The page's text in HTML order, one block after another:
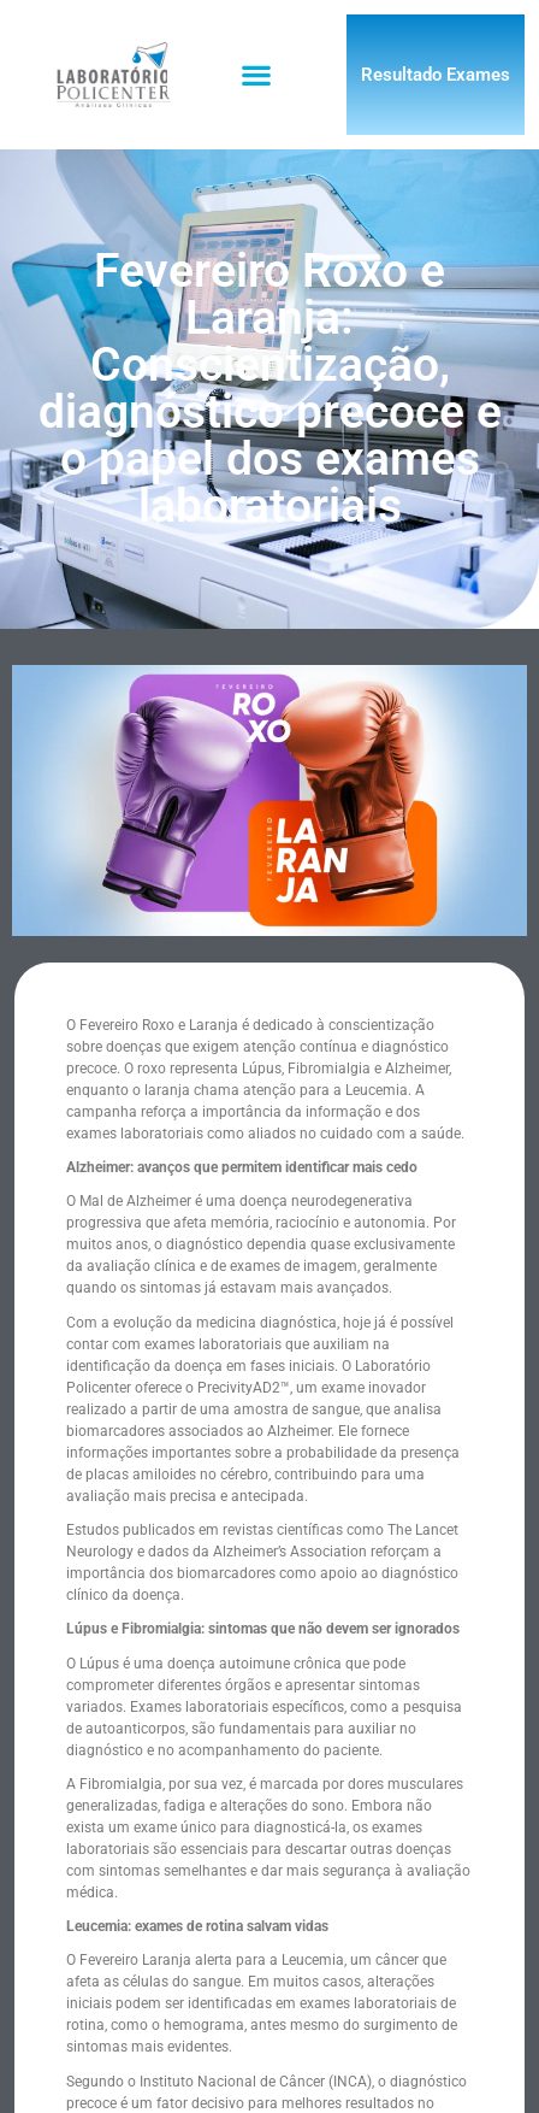
Resultado Exames
Fevereiro Roxo e
Laranja:
Conscientização,
diagnóstico precoce e
o papel dos exames
laboratoriais
O Fevereiro Roxo e Laranja é dedicado à conscientização
sobre doenças que exigem atenção contínua e diagnóstico
precoce. O roxo representa Lúpus, Fibromialgia e Alzheimer,
enquanto o laranja chama atenção para a Leucemia. A
campanha reforça a importância da informação e dos
exames laboratoriais como aliados no cuidado com a saúde.
Alzheimer: avanços que permitem identificar mais cedo
O Mal de Alzheimer é uma doença neurodegenerativa
progressiva que afeta memória, raciocínio e autonomia. Por
muitos anos, o diagnóstico dependia quase exclusivamente
da avaliação clínica e de exames de imagem, geralmente
quando os sintomas já estavam mais avançados.
Com a evolução da medicina diagnóstica, hoje já é possível
contar com exames laboratoriais que auxiliam na
identificação da doença em fases iniciais. O Laboratório
Policenter oferece o PrecivityAD2™, um exame inovador
realizado a partir de uma amostra de sangue, que analisa
biomarcadores associados ao Alzheimer. Ele fornece
informações importantes sobre a probabilidade da presença
de placas amiloides no cérebro, contribuindo para uma
avaliação mais precisa e antecipada.
Estudos publicados em revistas científicas como The Lancet
Neurology e dados da Alzheimer’s Association reforçam a
importância dos biomarcadores como apoio ao diagnóstico
clínico da doença.
Lúpus e Fibromialgia: sintomas que não devem ser ignorados
O Lúpus é uma doença autoimune crônica que pode
comprometer diferentes órgãos e apresentar sintomas
variados. Exames laboratoriais específicos, como a pesquisa
de autoanticorpos, são fundamentais para auxiliar no
diagnóstico e no acompanhamento do paciente.
A Fibromialgia, por sua vez, é marcada por dores musculares
generalizadas, fadiga e alterações do sono. Embora não
exista um exame único para diagnosticá-la, os exames
laboratoriais são essenciais para descartar outras doenças
com sintomas semelhantes e dar mais segurança à avaliação
médica.
Leucemia: exames de rotina salvam vidas
O Fevereiro Laranja alerta para a Leucemia, um câncer que
afeta as células do sangue. Em muitos casos, alterações
iniciais podem ser identificadas em exames laboratoriais de
rotina, como o hemograma, antes mesmo do surgimento de
sintomas mais evidentes.
Segundo o Instituto Nacional de Câncer (INCA), o diagnóstico
precoce é um fator decisivo para melhores resultados no